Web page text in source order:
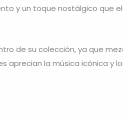
y un toque nostálgico que
de su colección, ya que
aprecian la música icónica y